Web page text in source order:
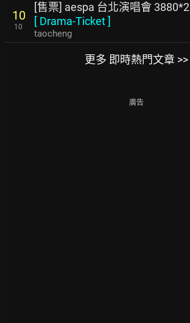
10
10
[售票] aespa 台北演唱會 3880*2
[ Drama-Ticket]
taocheng
更多 即時熱門文章 >>
廣告